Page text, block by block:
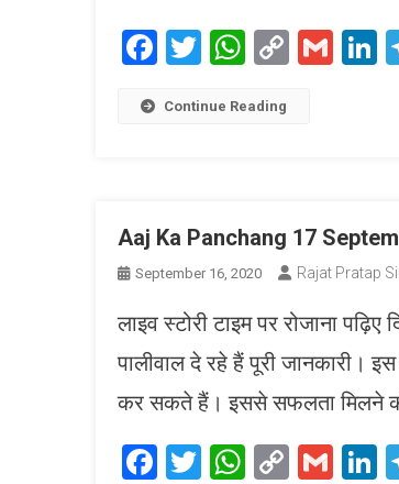
Facebook
TwitterCopy
Continue Reading
Aaj Ka Panchang 17
September 16, 2020 Rajat Pratap
लाइव स्टोरी टाइम पर रोजाना
पालीवाल दे रहे हैं पूरी जानकारी।
कर सकते हैं। इससे सफलता मिलने
Facebook
TwitterCopy